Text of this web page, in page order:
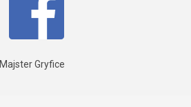
Majster Gryfice